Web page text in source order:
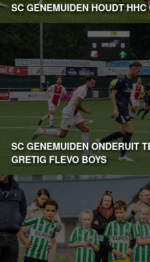
SC GENEMUIDEN HOUDT HHC
SC GENEMUIDEN ONDERUIT
GRETIG FLEVO BOYS